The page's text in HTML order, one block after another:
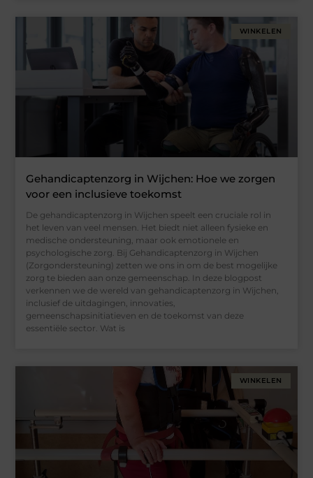
WINKELEN
Gehandicaptenzorg in Wijchen: Hoe we zorgen
voor een inclusieve toekomst
De gehandicaptenzorg in Wijchen speelt een cruciale rol in
het leven van veel mensen. Het biedt niet alleen fysieke en
medische ondersteuning, maar ook emotionele en
psychologische zorg. Bij Gehandicaptenzorg in Wijchen
(Zorgondersteuning) zetten we ons in om de best mogelijke
zorg te bieden aan onze gemeenschap. In deze blogpost
verkennen we de wereld van gehandicaptenzorg in Wijchen,
inclusief de uitdagingen, innovaties,
gemeenschapsinitiatieven en de toekomst van deze
essentiële sector. Wat is
WINKELEN